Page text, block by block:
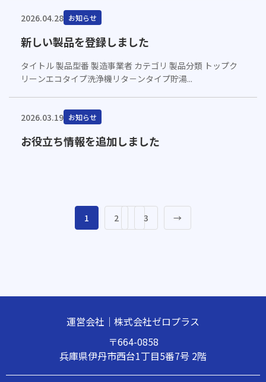
2026.04.28 お知らせ
新しい製品を登録しました
タイトル 製品型番 製造事業者 カテゴリ 製品分類 トップク
リーンエコタイプ洗浄機リタ－ンタイプ貯湯...
2026.03.19 お知らせ
お役立ち情報を追加しました
1 2 3 →
運営会社｜株式会社ゼロプラス
〒664-0858
兵庫県伊丹市西台1丁目5番7号 2階